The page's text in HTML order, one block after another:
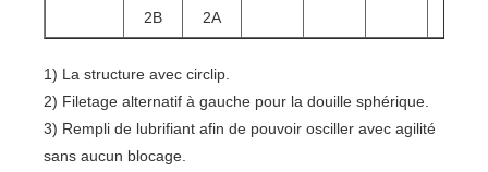
2B
2A
1) La structure avec circlip.
2) Filetage alternatif à gauche pour la douille sphérique.
3) Rempli de lubrifiant afin de pouvoir osciller avec agilité
sans aucun blocage.